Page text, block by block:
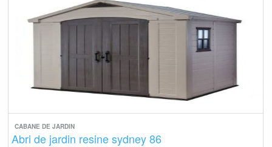
CABANE DE JARDIN
Abri de jardin resine sydney 86